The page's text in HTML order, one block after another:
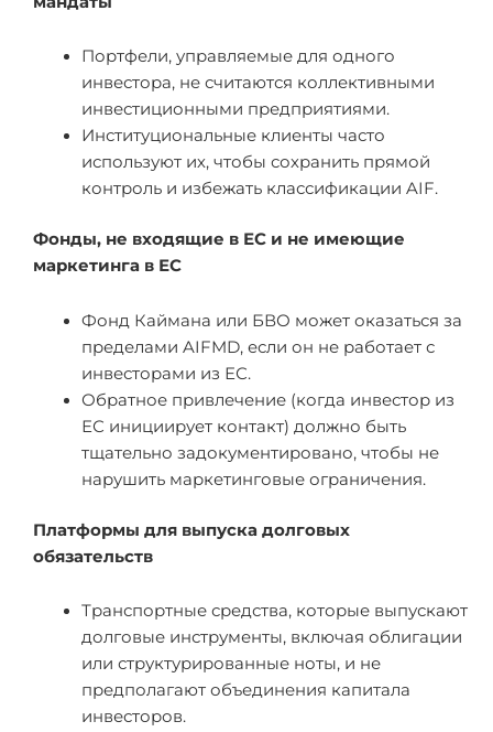
Портфели, управляемые для одного
инвестора, не считаются коллективными
инвестиционными предприятиями.
Институциональные клиенты часто
используют их, чтобы сохранить прямой
контроль и избежать классификации AIF.
Фонды, не входящие в ЕС и не имеющие
маркетинга в ЕС
Фонд Каймана или БВО может оказаться за
пределами AIFMD, если он не работает с
инвесторами из ЕС.
Обратное привлечение (когда инвестор из
ЕС инициирует контакт) должно быть
тщательно задокументировано, чтобы не
нарушить маркетинговые ограничения.
Платформы для выпуска долговых
обязательств
Транспортные средства, которые выпускают
долговые инструменты, включая облигации
или структурированные ноты, и не
предполагают объединения капитала
инвесторов.